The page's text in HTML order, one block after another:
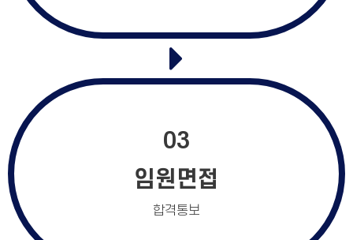
03
임원면접
합격통보